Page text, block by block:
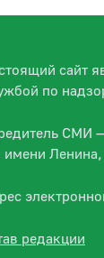
сайт
по
СМИ
имени
редакции